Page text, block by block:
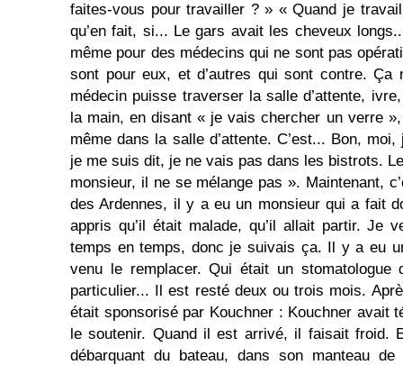
faites-vous pour travailler ? » « Quand je
qu’en fait, si... Le gars avait les cheveux
même pour des médecins qui ne sont pas
sont pour eux, et d’autres qui sont contre. Ça
médecin puisse traverser la salle d’attente,
la main, en disant « je vais chercher un verre
même dans la salle d’attente. C’est... Bon,
je me suis dit, je ne vais pas dans les bistrots.
monsieur, il ne se mélange pas ». Maintenant,
des Ardennes, il y a eu un monsieur qui a fait
appris qu’il était malade, qu’il allait partir. Je
temps en temps, donc je suivais ça. Il y a eu
venu le remplacer. Qui était un
particulier... Il est resté deux ou trois mois.
était sponsorisé par Kouchner : Kouchner avait
le soutenir. Quand il est arrivé, il faisait froid.
débarquant du bateau, dans son manteau